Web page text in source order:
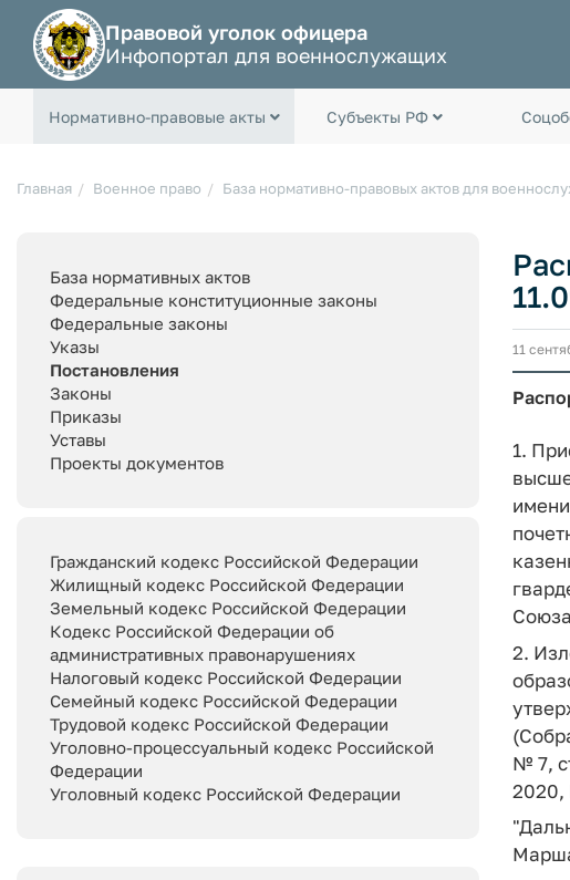
Правовой уголок офицера
Инфопортал для военнослужащих
Нормативно-правовые акты Субъекты РФ
Главная Военное право База нормативно-правовых актов для
База нормативных актов
Федеральные конституционные законы
Федеральные законы
Указы
Постановления
Законы
Приказы
Уставы
Проекты документов
Гражданский кодекс Российской Федерации
Жилищный кодекс Российской Федерации
Земельный кодекс Российской Федерации
Кодекс Российской Федерации об
административных правонарушениях
Налоговый кодекс Российской Федерации
Семейный кодекс Российской Федерации
Трудовой кодекс Российской Федерации
Уголовно-процессуальный кодекс Российской
Федерации
Уголовный кодекс Российской Федерации
11
1.
2.
№ 7,
2020,